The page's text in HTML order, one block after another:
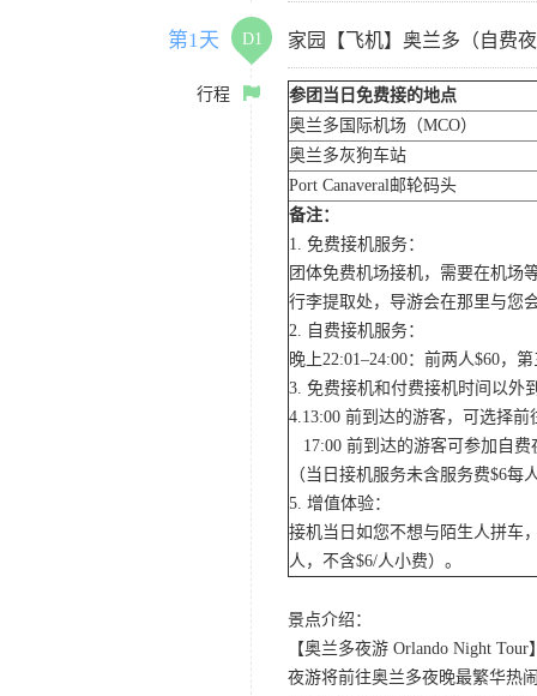
第1天 D1 家园【飞机】奥兰多（自费
行程
参团当日免费接的地点
奥兰多国际机场（MCO）
奥兰多灰狗车站
Port Canaveral邮轮码头
备注：
1. 免费接机服务：
团体免费机场接机，需要在机场
行李提取处，导游会在那里与您
2. 自费接机服务：
晚上22:01–24:00：前两人$60，
3. 免费接机和付费接机时间以外
4.13:00 前到达的游客，可选择
17:00 前到达的游客可参加自
（当日接机服务未含服务费$6每
5. 增值体验：
接机当日如您不想与陌生人拼车
人，不含$6/人小费）。
景点介绍：
【奥兰多夜游 Orlando Night Tour
夜游将前往奥兰多夜晚最繁华热